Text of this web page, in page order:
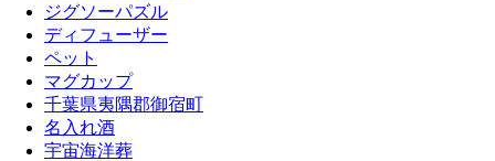
ジグソーパズル
ディフューザー
ペット
マグカップ
千葉県夷隅郡御宿町
名入れ酒
宇宙海洋葬